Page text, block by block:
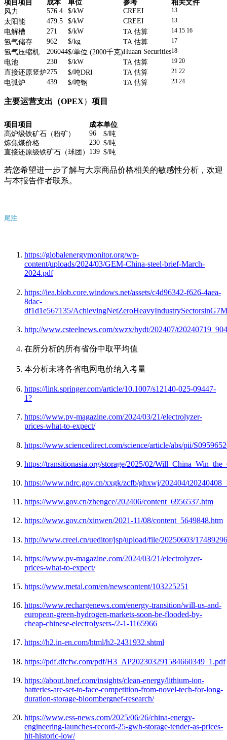
项目 项目 成本 单位 参考
相关文件
风力
576.4 $/kW CREEI 13
太阳能 479.5 $/kW CREEI 13
电解槽 271 $/kW TA 估算 14 15 16
氢气储存 962 $/kg TA 估算 17
氢气压缩机 206044$/单位 (2000千克)Huaan Securities18
电池 230 $/kW TA 估算 19 20
直接还原竖炉275 $/吨DRI TA 估算 21 22
电弧炉 439 $/吨钢 TA 估算 23 24
主要运营支出（OPEX） 项目
项目 项目 成本单位
高炉级铁矿石（粉矿）
96 $/吨
炼焦煤价格
230 $/吨
直接还原级铁矿石（球团） 139 $/吨
若您希望进一步了解与大宗商品价格相关的敏感性分析，欢迎
与本报告作者联系。
尾注
https://globalenergymonitor.org/wp-
content/uploads/2024/03/GEM-China-steel-brief-March-
2024.pdf
https://iea.blob.core.windows.net/assets/c4d96342-f626-4aea-
8dac-
df1d1e567135/
http://www.csteelnews.com/xwzx/hydt/202407/
在所分析的所有省份中取平均值
本分析未将各省电网电价纳入考量
https://link.springer.com/article/10.1007/s12140-025-09447-
1?
https://www.pv-magazine.com/2024/03/21/electrolyzer-
prices-what-to-expect/
https://www.sciencedirect.com/science/article/abs/pii/
https://transitionasia.org/storage/2025/02/
https://www.ndrc.gov.cn/xxgk/zcfb/ghxwj/202404/
https://www.gov.cn/zhengce/202406/content_6956537.htm
https://www.gov.cn/xinwen/2021-11/08/content_5649848.htm
http://www.creei.cn/ueditor/jsp/upload/file/20250603/
https://www.pv-magazine.com/2024/03/21/electrolyzer-
prices-what-to-expect/
https://www.metal.com/en/newscontent/103225251
https://www.rechargenews.com/energy-transition/will-us-and-
european-green-hydrogen-markets-soon-be-flooded-by-
cheap-chinese-electrolysers-/2-1-1165966
https://h2.in-en.com/html/h2-2431932.shtml
https://pdf.dfcfw.com/pdf/H3_AP202303291584660349_1.pdf
https://about.bnef.com/insights/clean-energy/lithium-ion-
batteries-are-set-to-face-competition-from-novel-tech-for-long-
duration-storage-bloombergnef-research/
https://www.ess-news.com/2025/06/26/china-energy-
engineering-launches-record-25-gwh-storage-tender-as-prices-
hit-historic-low/